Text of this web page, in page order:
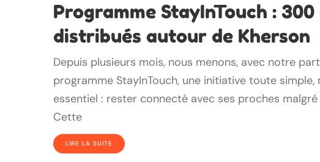
Programme StayInTouch :
distribués autour de Kherson
Depuis plusieurs mois, nous menons, avec notre
programme StayInTouch, une initiative toute
essentiel : rester connecté avec ses proches
Cette
LIRE LA SUITE